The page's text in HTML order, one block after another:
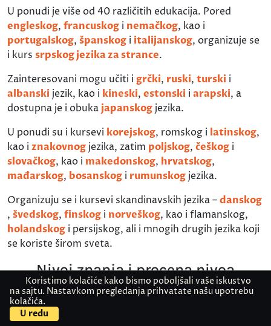
U ponudi je više od 40 različitih edukacija. Pored
engleskog, francuskog i nemačkog, kao i
portugalskog, španskog i italijanskog, organizuje se
i kurs srpskog jezika za strance.
Zainteresovani mogu učiti i grčki, ruski, turski i
albanski jezik, kao i kineski, estonski i arapski, a
dostupna je i obuka japanskog jezika.
U ponudi su i kursevi korejskog, romskog i latinskog,
kao i znakovnog jezika, zatim poljskog, češkog i
slovačkog, kao i makedonskog, hrvatskog,
mađarskog, bosanskog i rumunskog jezika.
Organizuju se i kursevi skandinavskih jezika –danskog
, švedskog, finskog i norveškog, kao i flamanskog,
holandskog i persijskog, ali i mnogih drugih jezika koji
se koriste širom sveta.
Nivoi znanja i procena nivoa
Nastava se organizuje u skladu sa smernicama
Zajedničkog evropskog referentnog okvira za jezike
(CEFR), kroz šest nivoa znanja – od A1 do C2. Kandidati
Koristimo kolačiće kako bismo poboljšali vaše iskustvo
na sajtu. Nastavkom pregledanja prihvatate našu upotrebu
kolačića.
U redu